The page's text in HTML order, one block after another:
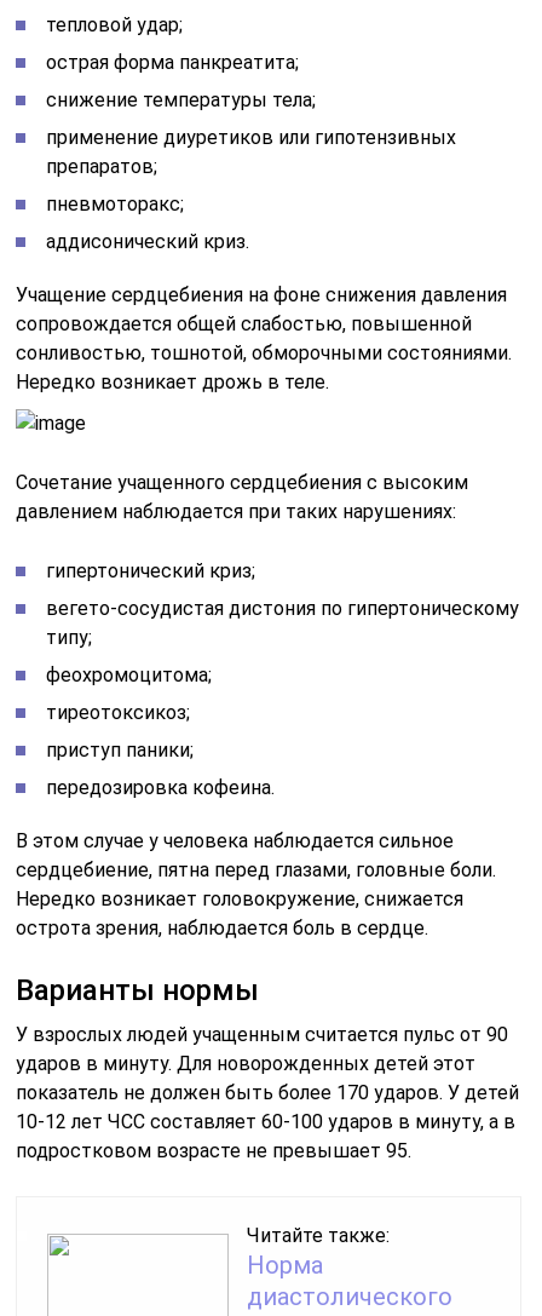
тепловой удар;
острая форма панкреатита;
снижение температуры тела;
применение диуретиков или гипотензивных
препаратов;
пневмоторакс;
аддисонический криз.
Учащение сердцебиения на фоне снижения давления
сопровождается общей слабостью, повышенной
сонливостью, тошнотой, обморочными состояниями.
Нередко возникает дрожь в теле.
Сочетание учащенного сердцебиения с высоким
давлением наблюдается при таких нарушениях:
гипертонический криз;
вегето-сосудистая дистония по гипертоническому
типу;
феохромоцитома;
тиреотоксикоз;
приступ паники;
передозировка кофеина.
В этом случае у человека наблюдается сильное
сердцебиение, пятна перед глазами, головные боли.
Нередко возникает головокружение, снижается
острота зрения, наблюдается боль в сердце.
Варианты нормы
У взрослых людей учащенным считается пульс от 90
ударов в минуту. Для новорожденных детей этот
показатель не должен быть более 170 ударов. У детей
10-12 лет ЧСС составляет 60-100 ударов в минуту, а в
подростковом возрасте не превышает 95.
Читайте также:
Норма
диастолического